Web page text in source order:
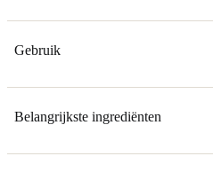
Gebruik
Belangrijkste ingrediënten